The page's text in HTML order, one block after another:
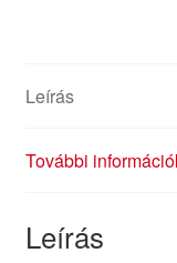
Leírás
További
Leírás